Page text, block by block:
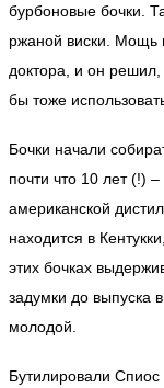
бурбоновые бочки.
ржаной виски. Мощь
доктора, и он решил,
бы тоже
Бочки начали
почти что 10 лет (!)
американской
находится в
этих бочках
задумки до выпуска
молодой.
Бутилировали